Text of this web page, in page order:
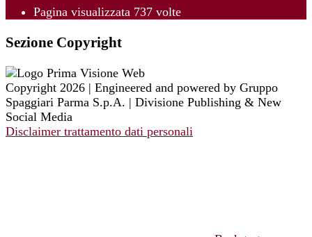
Pagina visualizzata 737 volte
Sezione Copyright
Copyright 2026 | Engineered and powered by Gruppo
Spaggiari Parma S.p.A. | Divisione Publishing & New
Social Media
Disclaimer trattamento dati personali